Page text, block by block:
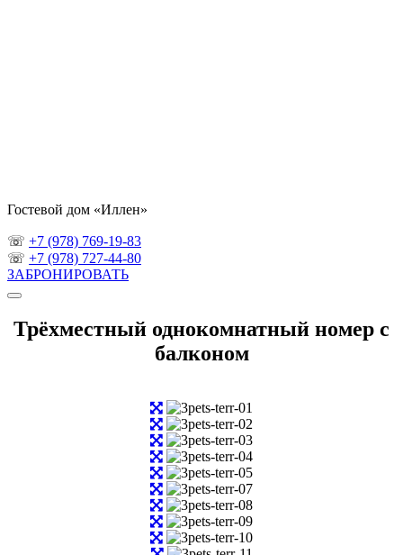
Гостевой дом «Иллен»
☏ +7 (978) 769-19-83
☏ +7 (978) 727-44-80
ЗАБРОНИРОВАТЬ
Трёхместный однокомнатный номер с
балконом